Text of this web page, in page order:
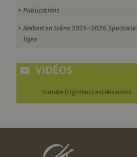
Publications
Ambert en Scène 2025-2026.
ligne
VIDÉOS
Youtube (Lightbox) est désactivé.